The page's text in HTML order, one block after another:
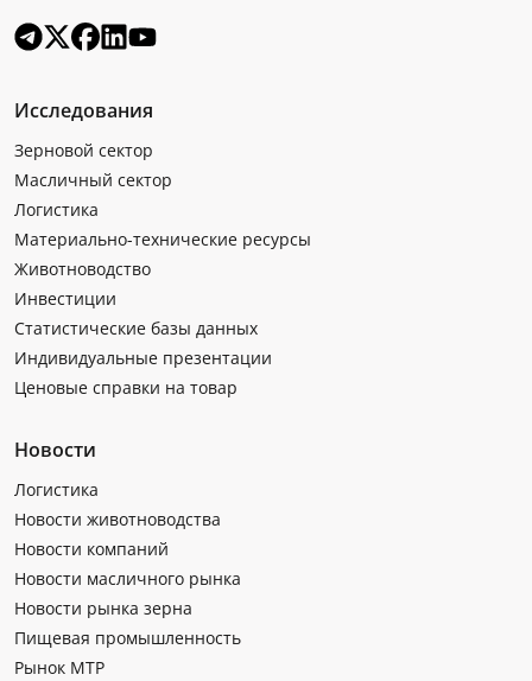
Исследования
Зерновой сектор
Масличный сектор
Логистика
Материально-технические ресурсы
Животноводство
Инвестиции
Статистические базы данных
Индивидуальные презентации
Ценовые справки на товар
Новости
Логистика
Новости животноводства
Новости компаний
Новости масличного рынка
Новости рынка зерна
Пищевая промышленность
Рынок МТР